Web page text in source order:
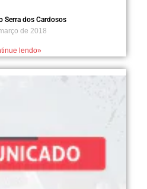
Serra dos Cardosos
de 2018
lendo»